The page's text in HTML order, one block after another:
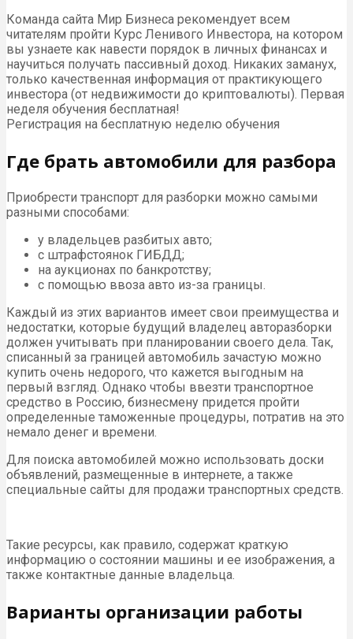
Команда сайта Мир Бизнеса рекомендует всем
читателям пройти Курс Ленивого Инвестора, на котором
вы узнаете как навести порядок в личных финансах и
научиться получать пассивный доход. Никаких заманух,
только качественная информация от практикующего
инвестора (от недвижимости до криптовалюты). Первая
неделя обучения бесплатная!
Регистрация на бесплатную неделю обучения
Где брать автомобили для разбора
Приобрести транспорт для разборки можно самыми
разными способами:
у владельцев разбитых авто;
с штрафстоянок ГИБДД;
на аукционах по банкротству;
с помощью ввоза авто из-за границы.
Каждый из этих вариантов имеет свои преимущества и
недостатки, которые будущий владелец авторазборки
должен учитывать при планировании своего дела. Так,
списанный за границей автомобиль зачастую можно
купить очень недорого, что кажется выгодным на
первый взгляд. Однако чтобы ввезти транспортное
средство в Россию, бизнесмену придется пройти
определенные таможенные процедуры, потратив на это
немало денег и времени.
Для поиска автомобилей можно использовать доски
объявлений, размещенные в интернете, а также
специальные сайты для продажи транспортных средств.
Такие ресурсы, как правило, содержат краткую
информацию о состоянии машины и ее изображения, а
также контактные данные владельца.
Варианты организации работы